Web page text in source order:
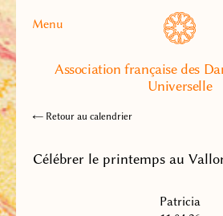
Menu
Association française des
Universelle
← Retour au calendrier
Célébrer le printemps au
Patricia